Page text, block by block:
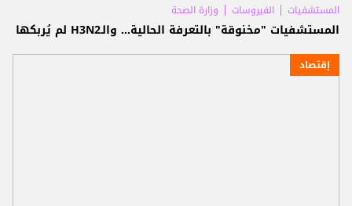
المستشفيات الفيروسات وزارة الصحة
المستشفيات "مخنوقة" بالتعرفة الحالية... والـH3N2 لم يُربكها
إقتصاد